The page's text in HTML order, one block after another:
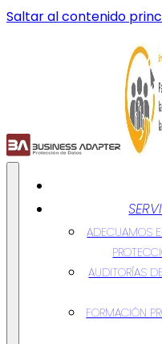
Saltar al contenido
ADECUAMOS
AUDITORÍAS
FORMACIÓN